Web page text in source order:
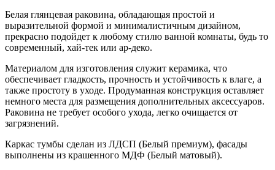
Белая глянцевая раковина, обладающая простой и
выразительной формой и минималистичным дизайном,
прекрасно подойдет к любому стилю ванной комнаты, будь то
современный, хай-тек или ар-деко.
Материалом для изготовления служит керамика, что
обеспечивает гладкость, прочность и устойчивость к влаге, а
также простоту в уходе. Продуманная конструкция оставляет
немного места для размещения дополнительных аксессуаров.
Раковина не требует особого ухода, легко очищается от
загрязнений.
Каркас тумбы сделан из ЛДСП (Белый премиум), фасады
выполнены из крашенного МДФ (Белый матовый).